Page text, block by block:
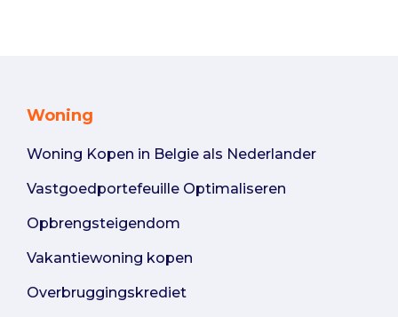
Woning
Woning Kopen in Belgie als Nederlander
Vastgoedportefeuille Optimaliseren
Opbrengsteigendom
Vakantiewoning kopen
Overbruggingskrediet